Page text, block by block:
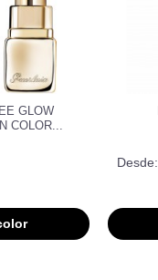
GLOW
COLOR...
Desde: